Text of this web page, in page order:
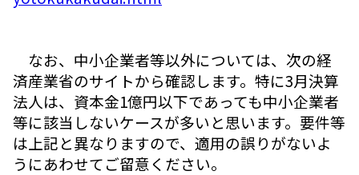
なお、中小企業者等以外については、次の経
済産業省のサイトから確認します。特に3月決算
法人は、資本金1億円以下であっても中小企業者
等に該当しないケースが多いと思います。要件等
は上記と異なりますので、適用の誤りがないよ
うにあわせてご留意ください。